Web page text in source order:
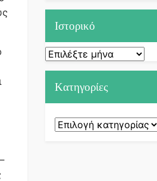
Ιστορικό
Ιστορικό
Kατηγορίες
Kατηγορίες